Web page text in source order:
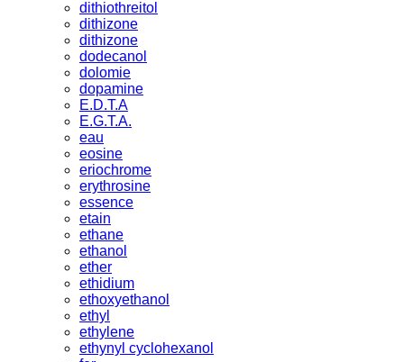
dithiothreitol
dithizone
dithizone
dodecanol
dolomie
dopamine
E.D.T.A
E.G.T.A.
eau
eosine
eriochrome
erythrosine
essence
etain
ethane
ethanol
ether
ethidium
ethoxyethanol
ethyl
ethylene
ethynyl cyclohexanol